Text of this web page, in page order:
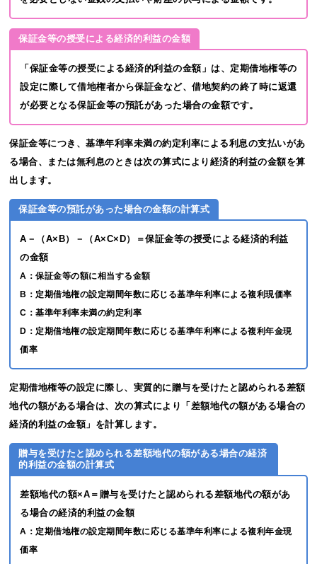
保証金等の授受による経済的利益の金額
「保証金等の授受による経済的利益の金額」は、定期借地権等の
設定に際して借地権者から保証金など、借地契約の終了時に返還
が必要となる保証金等の預託があった場合の金額です。
保証金等につき、基準年利率未満の約定利率による利息の支払いがあ
る場合、または無利息のときは次の算式により経済的利益の金額を算
出します。
保証金等の預託があった場合の金額の計算式
A－（A×B）－（A×C×D）＝保証金等の授受による経済的利益
の金額
A：保証金等の額に相当する金額
B：定期借地権の設定期間年数に応じる基準年利率による複利現価率
C：基準年利率未満の約定利率
D：定期借地権の設定期間年数に応じる基準年利率による複利年金現
価率
定期借地権等の設定に際し、実質的に贈与を受けたと認められる差額
地代の額がある場合は、次の算式により「差額地代の額がある場合の
経済的利益の金額」を計算します。
贈与を受けたと認められる差額地代の額がある場合の経済
的利益の金額の計算式
差額地代の額×A＝贈与を受けたと認められる差額地代の額があ
る場合の経済的利益の金額
A：定期借地権の設定期間年数に応じる基準年利率による複利年金現
価率